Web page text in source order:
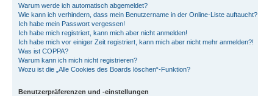
Warum werde ich automatisch abgemeldet?
Wie kann ich verhindern, dass mein Benutzername in der Online-Liste auftaucht?
Ich habe mein Passwort vergessen!
Ich habe mich registriert, kann mich aber nicht anmelden!
Ich habe mich vor einiger Zeit registriert, kann mich aber nicht mehr anmelden?!
Was ist COPPA?
Warum kann ich mich nicht registrieren?
Wozu ist die „Alle Cookies des Boards löschen“-Funktion?
Benutzerpräferenzen und -einstellungen